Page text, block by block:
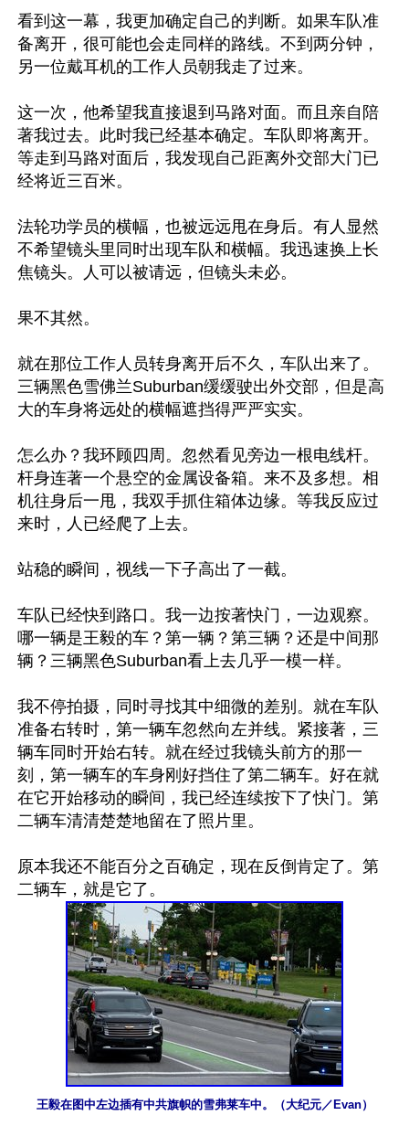
看到这一幕，我更加确定自己的判断。如果车队准
备离开，很可能也会走同样的路线。不到两分钟，
另一位戴耳机的工作人员朝我走了过来。
这一次，他希望我直接退到马路对面。而且亲自陪
著我过去。此时我已经基本确定。车队即将离开。
等走到马路对面后，我发现自己距离外交部大门已
经将近三百米。
法轮功学员的横幅，也被远远甩在身后。有人显然
不希望镜头里同时出现车队和横幅。我迅速换上长
焦镜头。人可以被请远，但镜头未必。
果不其然。
就在那位工作人员转身离开后不久，车队出来了。
三辆黑色雪佛兰Suburban缓缓驶出外交部，但是高
大的车身将远处的横幅遮挡得严严实实。
怎么办？我环顾四周。忽然看见旁边一根电线杆。
杆身连著一个悬空的金属设备箱。来不及多想。相
机往身后一甩，我双手抓住箱体边缘。等我反应过
来时，人已经爬了上去。
站稳的瞬间，视线一下子高出了一截。
车队已经快到路口。我一边按著快门，一边观察。
哪一辆是王毅的车？第一辆？第三辆？还是中间那
辆？三辆黑色Suburban看上去几乎一模一样。
我不停拍摄，同时寻找其中细微的差别。就在车队
准备右转时，第一辆车忽然向左并线。紧接著，三
辆车同时开始右转。就在经过我镜头前方的那一
刻，第一辆车的车身刚好挡住了第二辆车。好在就
在它开始移动的瞬间，我已经连续按下了快门。第
二辆车清清楚楚地留在了照片里。
原本我还不能百分之百确定，现在反倒肯定了。第
王毅在图中左边插有中共旗帜的雪弗莱车中。（大纪元／Evan）